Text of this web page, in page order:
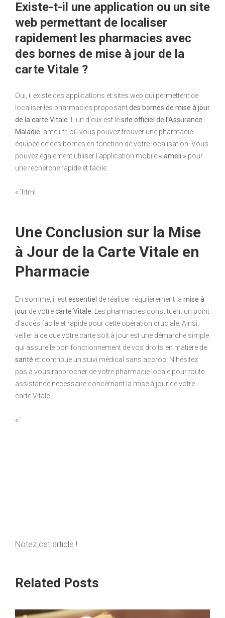
Existe-t-il une application ou un site
web permettant de localiser
rapidement les pharmacies avec
des bornes de mise à jour de la
carte Vitale ?
Oui, il existe des applications et sites web qui permettent de
localiser les pharmacies proposantdes bornes de mise à jour
de la carte Vitale . L’un d’eux est lesite officiel de l’Assurance
Maladie , ameli.fr, où vous pouvez trouver une pharmacie
équipée de ces bornes en fonction de votre localisation. Vous
pouvez également utiliser l’application mobile « ameli » pour
une recherche rapide et facile.
« `html
Une Conclusion sur la Mise
à Jour de la Carte Vitale en
Pharmacie
En somme, il estessentiel de réaliser régulièrement la mise à
jour de votrecarte Vitale . Les pharmacies constituent un point
d’accès facile et rapide pour cette opération cruciale. Ainsi,
veiller à ce que votre carte soit à jour est une démarche simple
qui assure le bon fonctionnement de vos droits en matière de
santé et contribue un suivi médical sans accroc. N’hésitez
pas à vous rapprocher de votre pharmacie locale pour toute
assistance nécessaire concernant la mise à jour de votre
carte Vitale.
« `
Notez cet article !
Related Posts